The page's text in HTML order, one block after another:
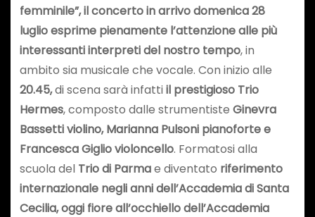
femminile”, il concerto in arrivo domenica 28
luglio esprime pienamente l’attenzione alle più
interessanti interpreti del nostro tempo, in
ambito sia musicale che vocale. Con inizio alle
20.45,di scena sarà infattiil prestigioso Trio
Hermes, composto dalle strumentiste Ginevra
Bassetti violino, Marianna Pulsoni pianoforte e
Francesca Giglio violoncello. Formatosi alla
scuola delTrio di Parmae diventato riferimento
internazionale negli anni dell’Accademia di Santa
Cecilia, oggi fiore all’occhiello dell’Accademia